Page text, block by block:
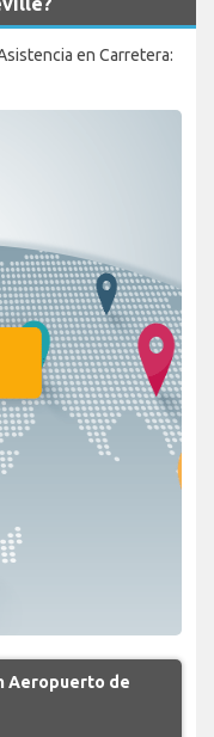
en Carretera:
Aeropuerto de